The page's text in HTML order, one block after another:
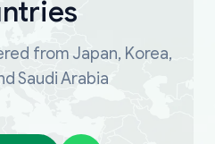
from Japan, Korea,
Saudi Arabia